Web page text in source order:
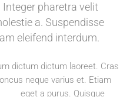
pharetra velit
a. Suspendisse
eleifend interdum.
dictum dictum laoreet. Cras
neque varius et. Etiam
eget a purus. Quisque